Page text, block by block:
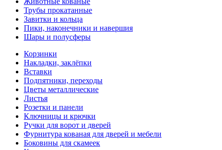
Трубы прокатанные
Завитки и кольца
Пики, наконечники и навершия
Шары и полусферы
Корзинки
Накладки, заклёпки
Вставки
Подпятники, переходы
Цветы металлические
Листья
Розетки и панели
Ключницы и крючки
Ручки для ворот и дверей
Фурнитура кованая для дверей и мебели
Боковины для скамеек